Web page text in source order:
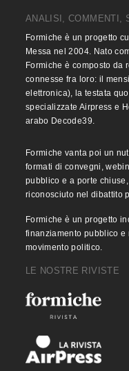
ANALISI, COMMENTI,
Formiche è un progetto
Messa nel 2004. Nato
Formiche è composto da
connesse fra loro: il
elettronica), la testata
specializzate Airpress e
arabo Decode39.
Formiche vanta poi un
formati di convegni,
pubblico e a porte
riconosciuto nel dibattito
Formiche è un progetto
finanziamento pubblico
movimento politico.
LE NOSTRE RIVISTE